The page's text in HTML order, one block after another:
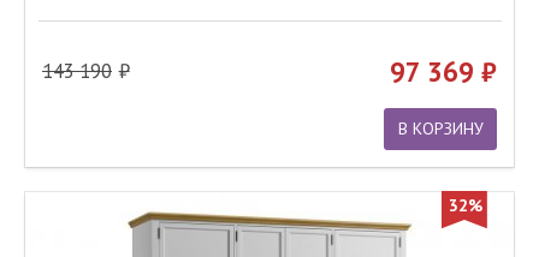
143 190 97 369
В КОРЗИНУ
32%